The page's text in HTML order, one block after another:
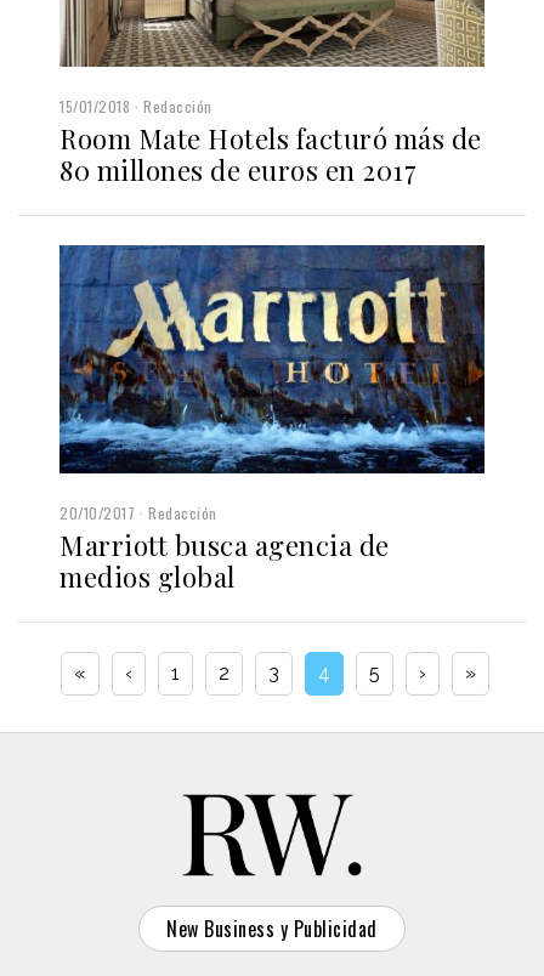
15/01/2018 Redacción
Room Mate Hotels facturó más de
80 millones de euros en 2017
20/10/2017 Redacción
Marriott busca agencia de
medios global
« ‹ 1 2 3 4 5 › »
New Business y Publicidad